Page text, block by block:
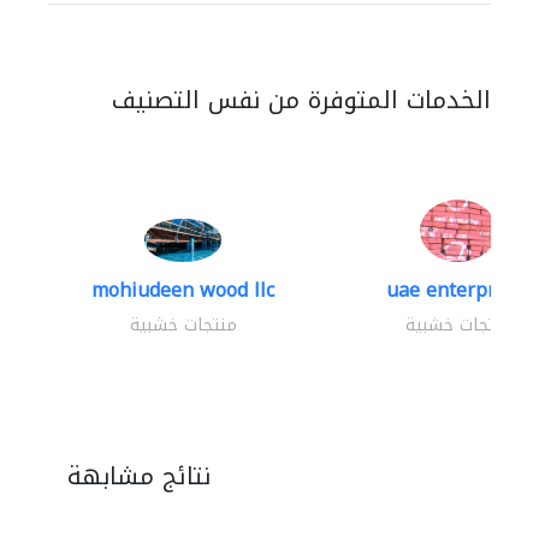
الخدمات المتوفرة من نفس التصنيف
mohiudeen wood llc
منتجات خشبية
uae enterprises
منتجات خشبية
نتائج مشابهة